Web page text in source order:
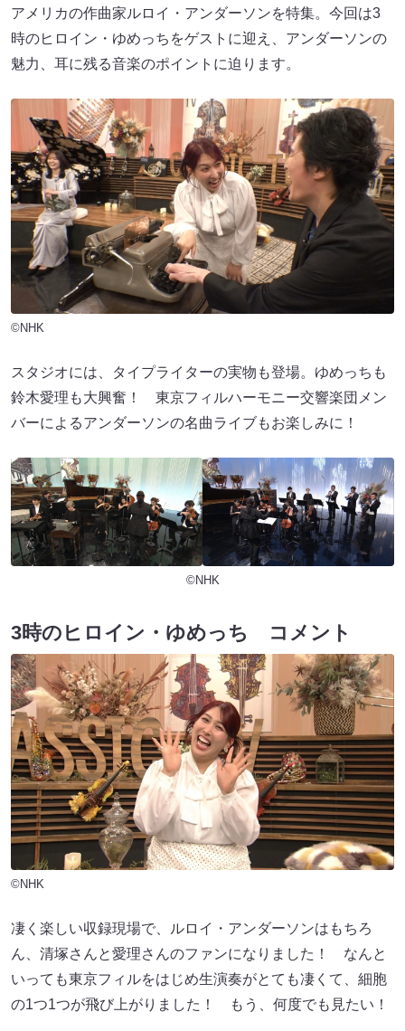
アメリカの作曲家ルロイ・アンダーソンを特集。今回は3
時のヒロイン・ゆめっちをゲストに迎え、アンダーソンの
魅力、耳に残る音楽のポイントに迫ります。
©NHK
スタジオには、タイプライターの実物も登場。ゆめっちも
鈴木愛理も大興奮！ 東京フィルハーモニー交響楽団メン
バーによるアンダーソンの名曲ライブもお楽しみに！
©NHK
3時のヒロイン・ゆめっち コメント
©NHK
凄く楽しい収録現場で、ルロイ・アンダーソンはもちろ
ん、清塚さんと愛理さんのファンになりました！ なんと
いっても東京フィルをはじめ生演奏がとても凄くて、細胞
の1つ1つが飛び上がりました！ もう、何度でも見たい！